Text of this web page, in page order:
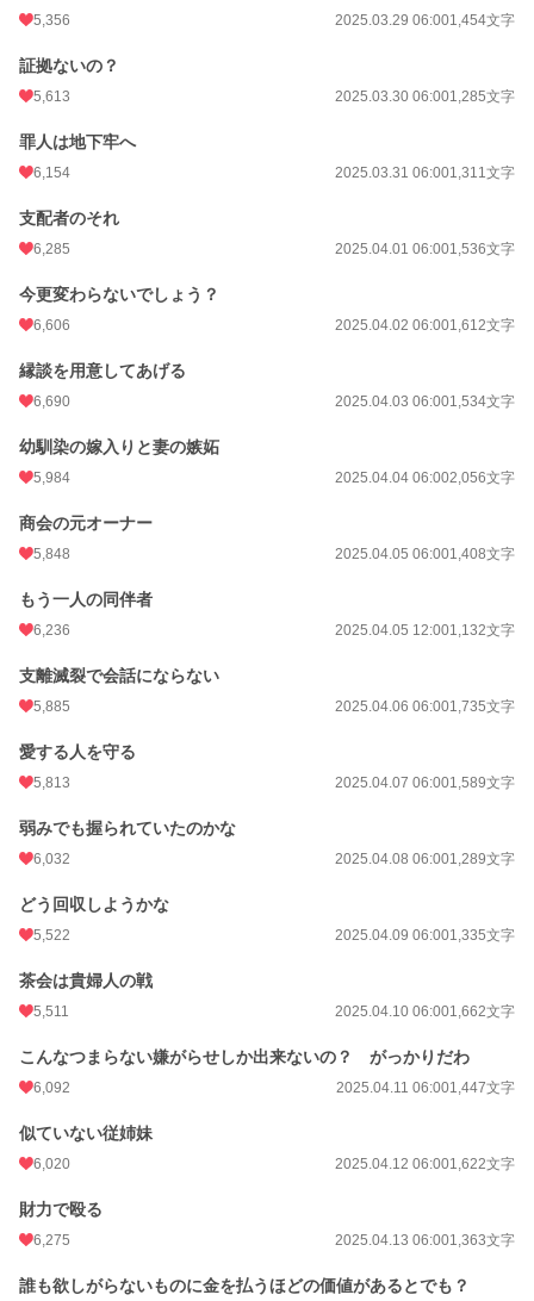
5,356 2025.03.29 06:001,454文字
証拠ないの？
5,613 2025.03.30 06:001,285文字
罪人は地下牢へ
6,154 2025.03.31 06:001,311文字
支配者のそれ
6,285 2025.04.01 06:001,536文字
今更変わらないでしょう？
6,606 2025.04.02 06:001,612文字
縁談を用意してあげる
6,690 2025.04.03 06:001,534文字
幼馴染の嫁入りと妻の嫉妬
5,984 2025.04.04 06:002,056文字
商会の元オーナー
5,848 2025.04.05 06:001,408文字
もう一人の同伴者
6,236 2025.04.05 12:001,132文字
支離滅裂で会話にならない
5,885 2025.04.06 06:001,735文字
愛する人を守る
5,813 2025.04.07 06:001,589文字
弱みでも握られていたのかな
6,032 2025.04.08 06:001,289文字
どう回収しようかな
5,522 2025.04.09 06:001,335文字
茶会は貴婦人の戦
5,511 2025.04.10 06:001,662文字
こんなつまらない嫌がらせしか出来ないの？ がっかりだわ
6,092 2025.04.11 06:001,447文字
似ていない従姉妹
6,020 2025.04.12 06:001,622文字
財力で殴る
6,275 2025.04.13 06:001,363文字
誰も欲しがらないものに金を払うほどの価値があるとでも？